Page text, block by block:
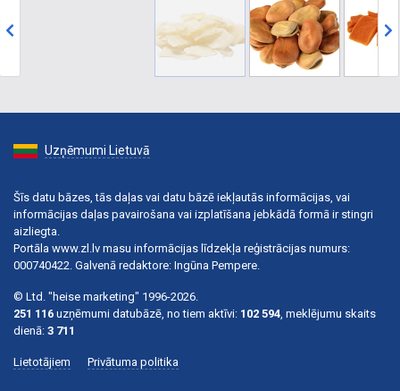
Uzņēmumi Lietuvā
Šīs datu bāzes, tās daļas vai datu bāzē iekļautās informācijas, vai
informācijas daļas pavairošana vai izplatīšana jebkādā formā ir stingri
aizliegta.
Portāla www.zl.lv masu informācijas līdzekļa reģistrācijas numurs:
000740422. Galvenā redaktore: Ingūna Pempere.
© Ltd. "heise marketing" 1996-2026.
251 116 uzņēmumi datubāzē, no tiem aktīvi: 102 594 , meklējumu skaits
dienā: 3 711
Lietotājiem Privātuma politika